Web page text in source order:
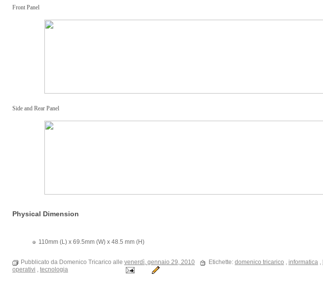
Front Panel
Side and Rear Panel
Physical Dimension
110mm (L) x 69.5mm (W) x 48.5 mm (H)
Pubblicato da Domenico Tricarico alle venerdì, gennaio 29, 2010 Etichette: domenico tricarico , informatica ,
operativi , tecnologia